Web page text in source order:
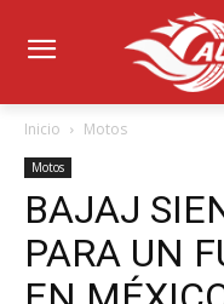
Inicio Motos
Motos
BAJAJ
PARA UN